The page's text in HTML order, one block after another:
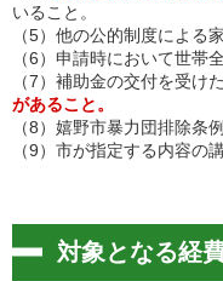
いること。
（5）他の公的制度による
（6）申請時において世帯
（7）補助金の交付を受け
があること。
（8）嬉野市暴力団排除条
（9）市が指定する内容の
対象となる経